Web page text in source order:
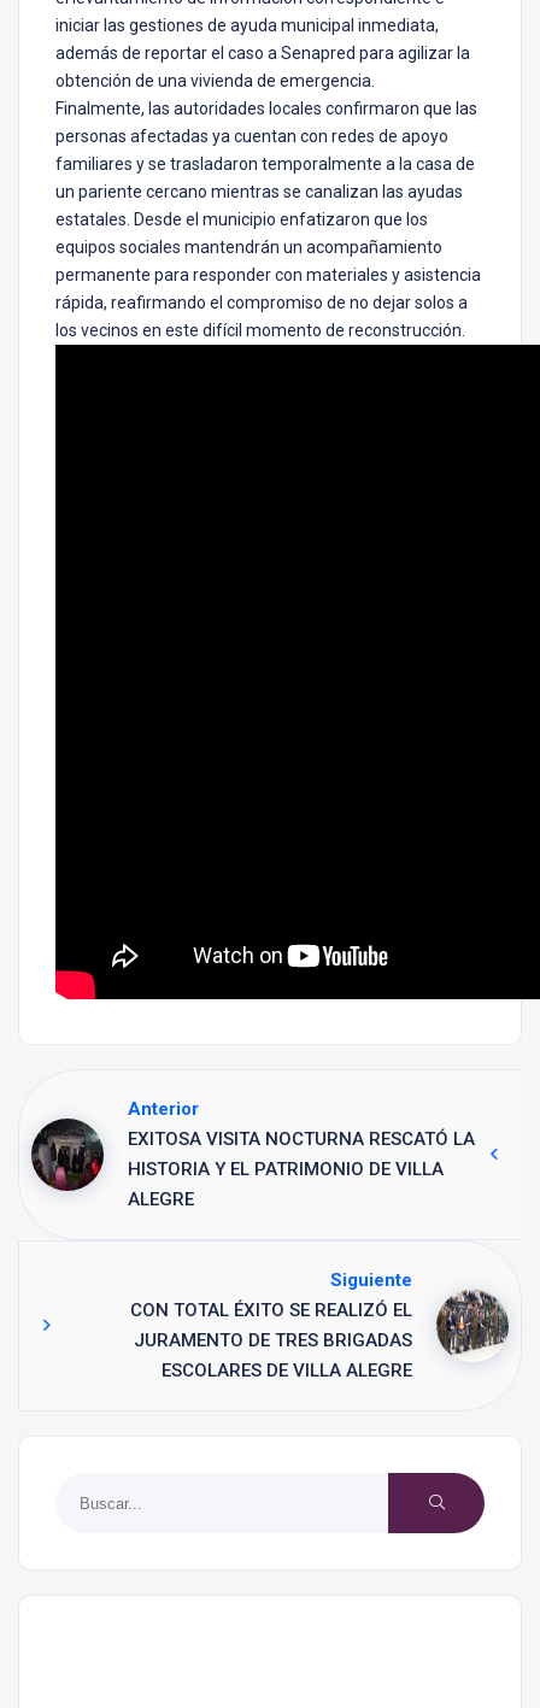
iniciar las gestiones de ayuda municipal inmediata,
además de reportar el caso a Senapred para agilizar la
obtención de una vivienda de emergencia.
Finalmente, las autoridades locales confirmaron que las
personas afectadas ya cuentan con redes de apoyo
familiares y se trasladaron temporalmente a la casa de
un pariente cercano mientras se canalizan las ayudas
estatales. Desde el municipio enfatizaron que los
equipos sociales mantendrán un acompañamiento
permanente para responder con materiales y asistencia
rápida, reafirmando el compromiso de no dejar solos a
los vecinos en este difícil momento de reconstrucción.
Anterior
EXITOSA VISITA NOCTURNA RESCATÓ LA
HISTORIA Y EL PATRIMONIO DE VILLA
ALEGRE
Siguiente
CON TOTAL ÉXITO SE REALIZÓ EL
JURAMENTO DE TRES BRIGADAS
ESCOLARES DE VILLA ALEGRE